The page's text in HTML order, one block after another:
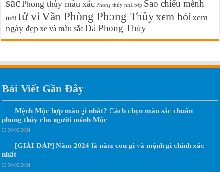
sắcPhong thủy màu xắc Phong thủy nhà bếp Sao chiếu mệnh
tuổi tử viVăn Phòng Phong Thủyxem bóixem
ngày đẹpxe và màu sắcĐá Phong Thủy
Bài Viết Gần Đây
Mệnh Mộc hợp màu gì nhất? Cách chọn màu sắc chuẩn
phong thủy cho người mệnh Mộc
30/05/2024
[GIẢI ĐÁP] Năm 2024 là năm con gì và mệnh gì chính xác
nhất
30/05/2024